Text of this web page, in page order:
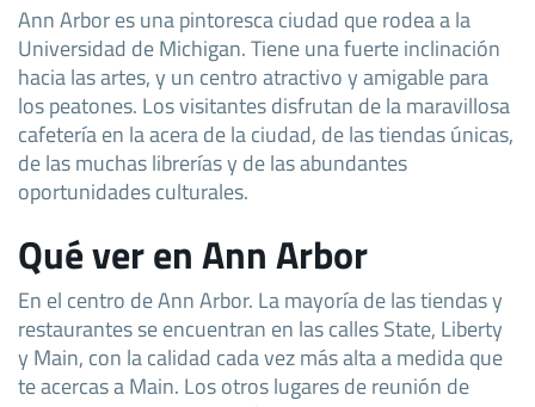
Ann Arbor es una pintoresca ciudad que rodea a la
Universidad de Michigan. Tiene una fuerte inclinación
hacia las artes, y un centro atractivo y amigable para
los peatones. Los visitantes disfrutan de la maravillosa
cafetería en la acera de la ciudad, de las tiendas únicas,
de las muchas librerías y de las abundantes
oportunidades culturales.
Qué ver en Ann Arbor
En el centro de Ann Arbor. La mayoría de las tiendas y
restaurantes se encuentran en las calles State, Liberty
y Main, con la calidad cada vez más alta a medida que
te acercas a Main. Los otros lugares de reunión de